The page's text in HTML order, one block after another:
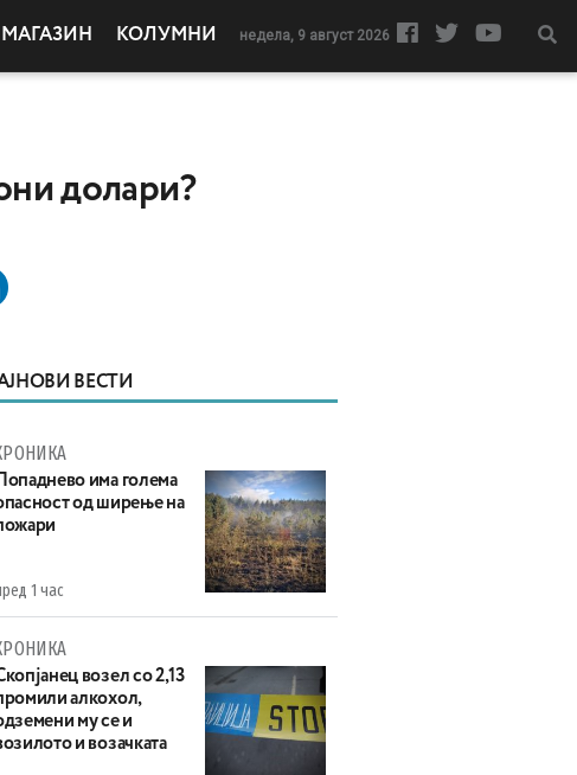
МАГАЗИН КОЛУМНИ недела, 9 август 2026
долари?
ВЕСТИ
Попаднево има голема
од ширење на
1 час
возел со 2,13
алкохол,
му се и
и возачката